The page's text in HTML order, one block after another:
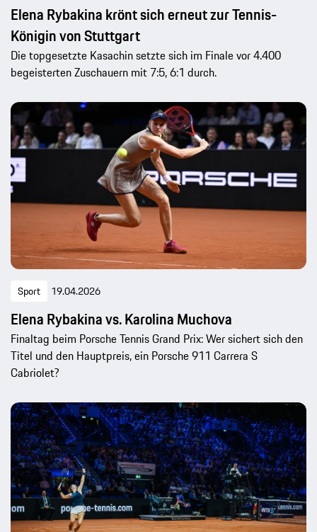
Elena Rybakina krönt sich erneut zur Tennis-
Königin von Stuttgart
Die topgesetzte Kasachin setzte sich im Finale vor 4.400
begeisterten Zuschauern mit 7:5, 6:1 durch.
Sport 19.04.2026
Elena Rybakina vs. Karolina Muchova
Finaltag beim Porsche Tennis Grand Prix: Wer sichert sich den
Titel und den Hauptpreis, ein Porsche 911 Carrera S
Cabriolet?